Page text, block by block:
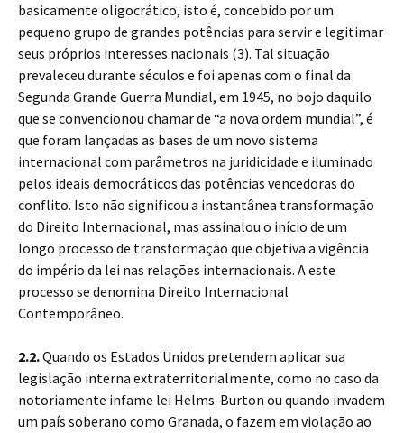
basicamente oligocrático, isto é, concebido por um
pequeno grupo de grandes potências para servir e legitimar
seus próprios interesses nacionais (3). Tal situação
prevaleceu durante séculos e foi apenas com o final da
Segunda Grande Guerra Mundial, em 1945, no bojo daquilo
que se convencionou chamar de “a nova ordem mundial”, é
que foram lançadas as bases de um novo sistema
internacional com parâmetros na juridicidade e iluminado
pelos ideais democráticos das potências vencedoras do
conflito. Isto não significou a instantânea transformação
do Direito Internacional, mas assinalou o início de um
longo processo de transformação que objetiva a vigência
do império da lei nas relações internacionais. A este
processo se denomina Direito Internacional
Contemporâneo.
2.2.Quando os Estados Unidos pretendem aplicar sua
legislação interna extraterritorialmente, como no caso da
notoriamente infame lei Helms-Burton ou quando invadem
um país soberano como Granada, o fazem em violação ao